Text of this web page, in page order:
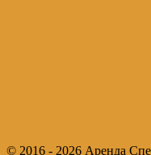
© 2016 - 2026 Аренда